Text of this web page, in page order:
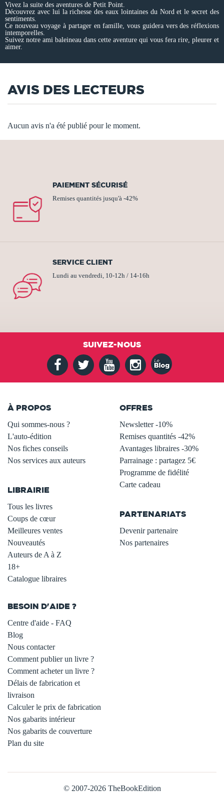
Vivez la suite des aventures de Petit Point.
Découvrez avec lui la richesse des eaux lointaines du Nord et le secret des
sentiments.
Ce nouveau voyage à partager en famille, vous guidera vers des réflexions
intemporelles.
Suivez notre ami baleineau dans cette aventure qui vous fera rire, pleurer et
aimer.
AVIS DES LECTEURS
Aucun avis n'a été publié pour le moment.
PAIEMENT SÉCURISÉ
Remises quantités jusqu'à -42%
SERVICE CLIENT
Lundi au vendredi, 10-12h / 14-16h
SUIVEZ-NOUS
À PROPOS
Qui sommes-nous ?
L'auto-édition
Nos fiches conseils
Nos services aux auteurs
LIBRAIRIE
Tous les livres
Coups de cœur
Meilleures ventes
Nouveautés
Auteurs de A à Z
18+
Catalogue libraires
OFFRES
Newsletter -10%
Remises quantités -42%
Avantages libraires -30%
Parrainage : partagez 5€
Programme de fidélité
Carte cadeau
PARTENARIATS
Devenir partenaire
Nos partenaires
BESOIN D'AIDE ?
Centre d'aide - FAQ
Blog
Nous contacter
Comment publier un livre ?
Comment acheter un livre ?
Délais de fabrication et
livraison
Calculer le prix de fabrication
Nos gabarits intérieur
Nos gabarits de couverture
Plan du site
© 2007-2026 TheBookEdition